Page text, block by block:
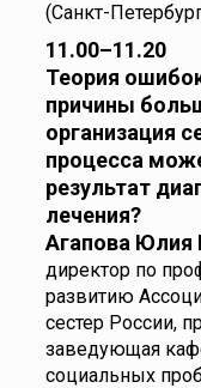
(Санкт-
11.00–11.20
Теория
причины
организация
процесса
результат
лечения?
Агапова Юлия
директор по
развитию
сестер России,
заведующая
социальных